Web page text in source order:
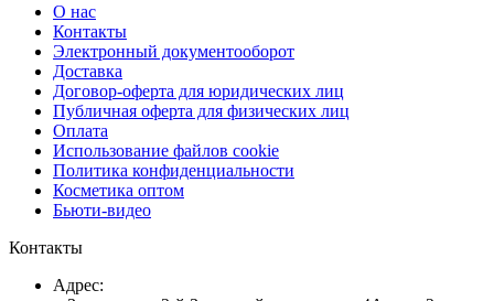
О нас
Контакты
Электронный документооборот
Доставка
Договор-оферта для юридических лиц
Публичная оферта для физических лиц
Оплата
Использование файлов cookie
Политика конфиденциальности
Косметика оптом
Бьюти-видео
Контакты
Адрес: